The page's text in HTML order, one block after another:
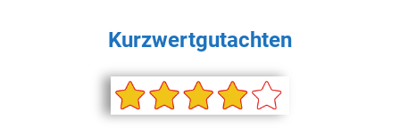
Kurzwertgutachten